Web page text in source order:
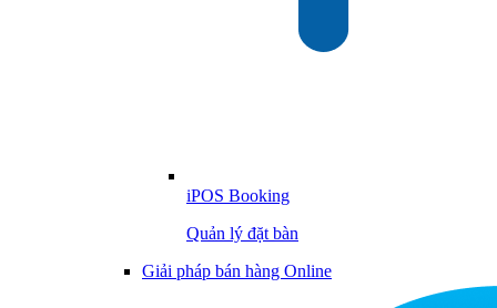
iPOS Booking
Quản lý đặt bàn
Giải pháp bán hàng Online